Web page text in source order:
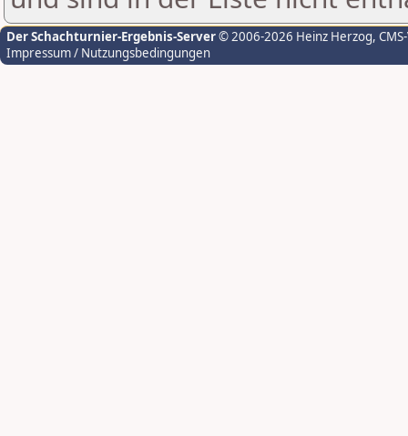
Der Schachturnier-Ergebnis-Server© 2006-2026 Heinz Herzog,
Impressum / Nutzungsbedingungen